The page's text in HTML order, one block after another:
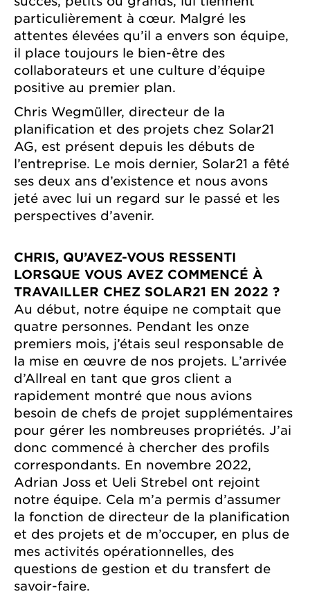
particulièrement à cœur. Malgré les
attentes élevées qu’il a envers son équipe,
il place toujours le bien-être des
collaborateurs et une culture d’équipe
positive au premier plan.
Chris Wegmüller, directeur de la
planification et des projets chez Solar21
AG, est présent depuis les débuts de
l’entreprise. Le mois dernier, Solar21 a fêté
ses deux ans d’existence et nous avons
jeté avec lui un regard sur le passé et les
perspectives d’avenir.
CHRIS, QU’AVEZ-VOUS RESSENTI
LORSQUE VOUS AVEZ COMMENCÉ À
TRAVAILLER CHEZ SOLAR21 EN 2022 ?
Au début, notre équipe ne comptait que
quatre personnes. Pendant les onze
premiers mois, j’étais seul responsable de
la mise en œuvre de nos projets. L’arrivée
d’Allreal en tant que gros client a
rapidement montré que nous avions
besoin de chefs de projet supplémentaires
pour gérer les nombreuses propriétés. J’ai
donc commencé à chercher des profils
correspondants. En novembre 2022,
Adrian Joss et Ueli Strebel ont rejoint
notre équipe. Cela m’a permis d’assumer
la fonction de directeur de la planification
et des projets et de m’occuper, en plus de
mes activités opérationnelles, des
questions de gestion et du transfert de
savoir-faire.